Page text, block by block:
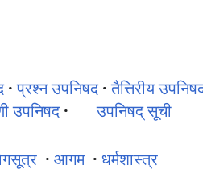
· प्रश्न उपनिषद · तैत्तिरीय
उपनिषद ·
उपनिषद् सूची
· आगम · धर्मशास्त्र